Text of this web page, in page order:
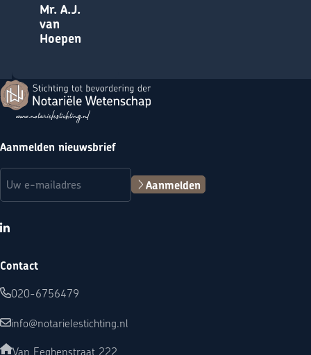
Mr. A.J.
van
Hoepen
Terug naar de startpagina
Aanmelden nieuwsbrief
E-mailadres
Aanmelden
LinkedIn
Contact
020-6756479
info@notarielestichting.nl
Van Eeghenstraat 222